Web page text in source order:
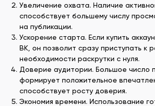
Увеличение охвата. Наличие
способствует большему числу
на публикации.
Ускорение старта. Если купить
ВК, он позволит сразу приступать к
необходимости раскрутки с нуля.
Доверие аудитории. Большое число
формирует положительное
способствует росту доверия.
Экономия времени. Использование